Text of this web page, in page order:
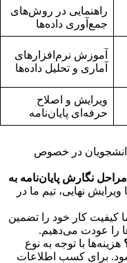
راهنمایی در روش‌های
جمع‌آوری داده‌ها
آموزش نرم‌افزارهای
آماری و تحلیل داده‌ها
ویرایش و اصلاح
حرفه‌ای پایان‌نامه
در خصوص
نگارش پایان‌نامه به
نهایی، تیم ما در
کیفیت کار خود را تضمین
را عودت می‌دهیم.
هزینه‌ها با توجه به نوع
برای کسب اطلاعات